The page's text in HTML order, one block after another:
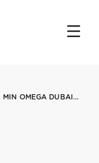
EUROPEAN TOUR MIN OMEGA DUBAI DESERT CLASSIC 31012021 DUBAI